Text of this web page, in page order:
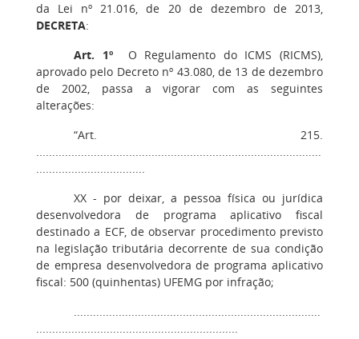
da Lei nº 21.016, de 20 de dezembro de 2013,
DECRETA:
Art. 1ºO Regulamento do ICMS (RICMS),
aprovado pelo Decreto nº 43.080, de 13 de dezembro
de 2002, passa a vigorar com as seguintes
alterações:
“Art. 215.
.........................................................................................
..................................
XX - por deixar, a pessoa física ou jurídica
desenvolvedora de programa aplicativo fiscal
destinado a ECF, de observar procedimento previsto
na legislação tributária decorrente de sua condição
de empresa desenvolvedora de programa aplicativo
fiscal: 500 (quinhentas) UFEMG por infração;
.............................................................................
...............................................................